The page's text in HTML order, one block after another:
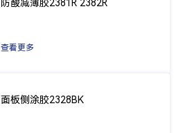
防酸减薄胶2381R 2382R
查看更多
面板侧涂胶2328BK